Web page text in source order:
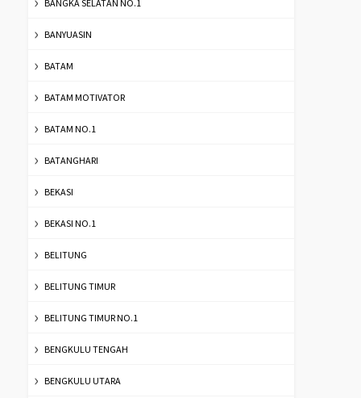
BANGKA SELATAN NO.1
BANYUASIN
BATAM
BATAM MOTIVATOR
BATAM NO.1
BATANGHARI
BEKASI
BEKASI NO.1
BELITUNG
BELITUNG TIMUR
BELITUNG TIMUR NO.1
BENGKULU TENGAH
BENGKULU UTARA